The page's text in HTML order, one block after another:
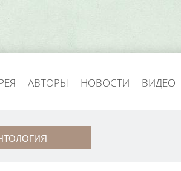
АВТОРЫ НОВОСТИ ВИДЕО